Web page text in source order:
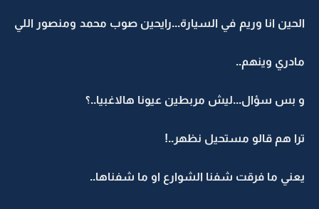
الحين انا وريم في السيارة...رايحين صوب محمد ومنصور اللي
مادري وينهم..
و بس سؤال...ليش مربطين عيونا هالاغبيا..؟
ترا هم قالو مستحيل نظهر..!
يعني ما فرقت شفنا الشوارع او ما شفناها..